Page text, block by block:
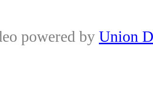
powered by Union